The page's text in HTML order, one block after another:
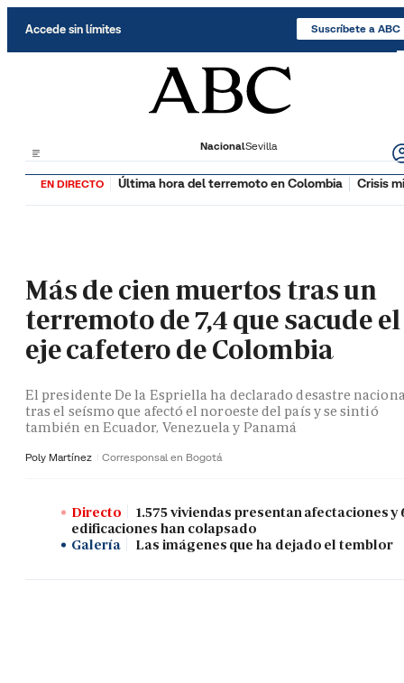
Accede sin límites Suscríbete a ABC
NacionalSevilla
EN DIRECTO Última hora del terremoto en Colombia Crisis
Más de cien muertos tras un
terremoto de 7,4 que sacude el
eje cafetero de Colombia
El presidente De la Espriella ha declarado desastre
tras el seísmo que afectó el noroeste del país y se sintió
también en Ecuador, Venezuela y Panamá
Poly Martínez Corresponsal en Bogotá
Directo
1.575 viviendas presentan afectaciones y
edificaciones han colapsado
Galería
Las imágenes que ha dejado el temblor